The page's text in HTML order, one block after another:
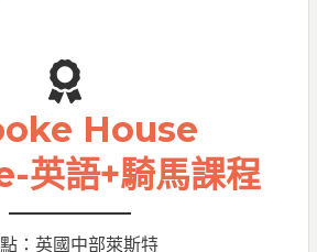
House
英語+騎馬課程
：英國中部萊斯特